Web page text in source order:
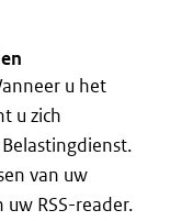
u het
u zich
van uw
RSS-reader.